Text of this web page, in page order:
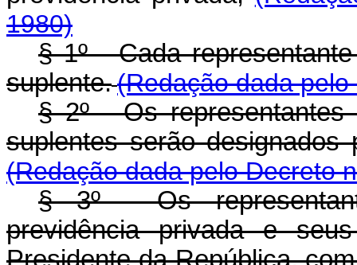
1980)
§ 1º - Cada
suplente.(Redação dada
§ 2º - Os
suplentes serão
(Redação dada pelo Decreto
§ 3º - Os
previdência privada e